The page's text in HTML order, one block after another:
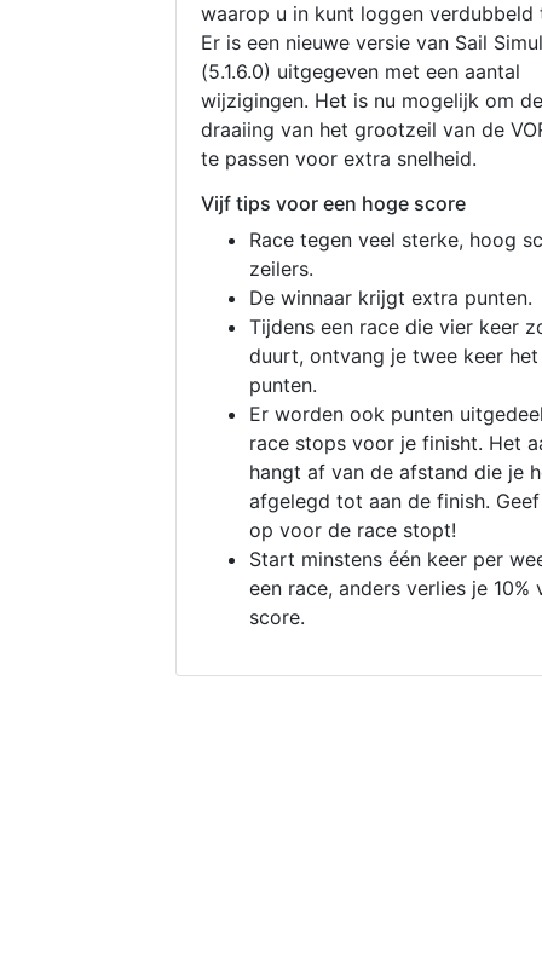
waarop u in kunt loggen verdubbeld
Er is een nieuwe versie van Sail
(5.1.6.0) uitgegeven met een aantal
wijzigingen. Het is nu mogelijk om de
draaiing van het grootzeil van de
te passen voor extra snelheid.
Vijf tips voor een hoge score
Race tegen veel sterke, hoog
zeilers.
De winnaar krijgt extra punten.
Tijdens een race die vier keer
duurt, ontvang je twee keer
punten.
Er worden ook punten
race stops voor je finisht. Het
hangt af van de afstand die je
afgelegd tot aan de finish.
op voor de race stopt!
Start minstens één keer per
een race, anders verlies je 10%
score.